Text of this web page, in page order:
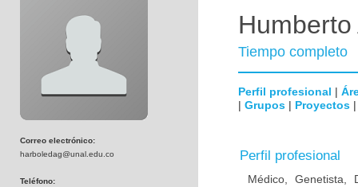
Correo electrónico:
harboledag@unal.edu.co
Teléfono:
Tiempo completo
Perfil profesional |
| Grupos | Proyectos
Perfil profesional
Médico, Genetista,